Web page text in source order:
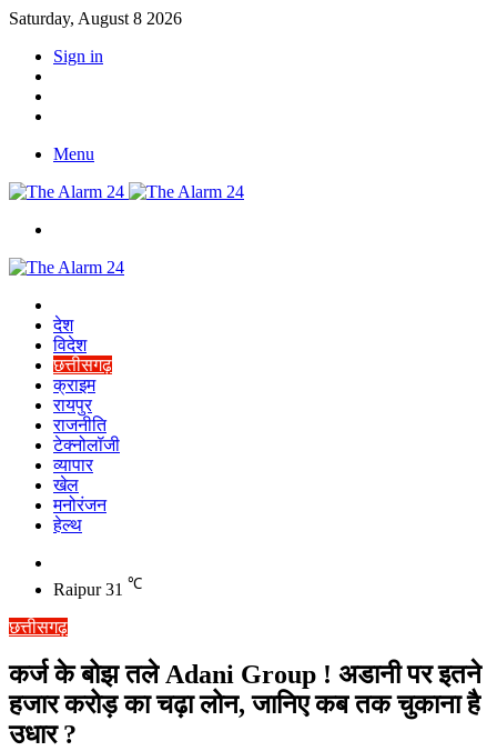
Saturday, August 8 2026
Sign in
Menu
देश
विदेश
छत्तीसगढ़
क्राइम
रायपुर
राजनीति
टेक्नोलॉजी
व्यापार
खेल
मनोरंजन
हेल्थ
skin
Raipur 31 ℃
छत्तीसगढ़
कर्ज के बोझ तले Adani Group ! अडानी पर इतने
हजार करोड़ का चढ़ा लोन, जानिए कब तक चुकाना है
उधार ?